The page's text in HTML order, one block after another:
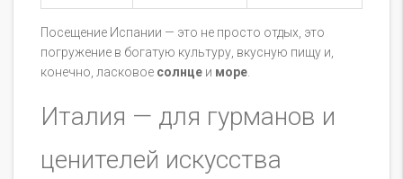
Посещение Испании — это не просто отдых, это
погружение в богатую культуру, вкусную пищу и,
конечно, ласковое солнце и море.
Италия — для гурманов и
ценителей искусства